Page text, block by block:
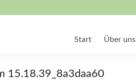
Start Über uns
15.18.39_8a3daa60